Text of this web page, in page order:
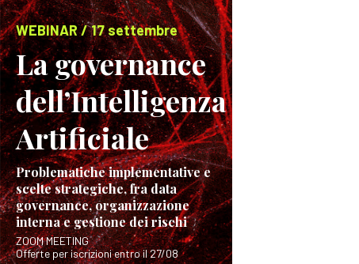
WEBINAR / 17 settembre
La governance
dell’Intelligenza
Artificiale
Problematiche implementative e
scelte strategiche, fra data
governance, organizzazione
interna e gestione dei rischi
ZOOM MEETING
Offerte per iscrizioni entro il 27/08